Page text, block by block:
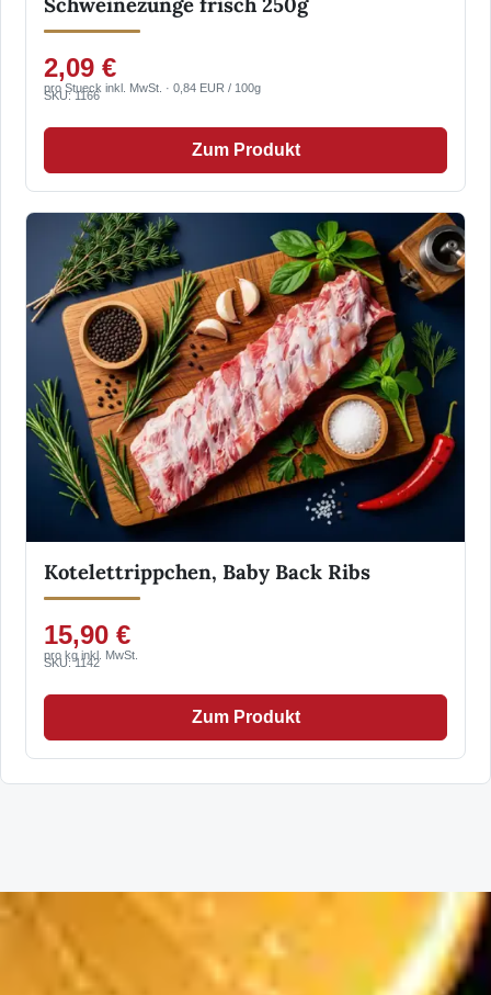
2,09 €
pro Stueck inkl. MwSt. · 0,84 EUR / 100g
SKU: 1166
Zum Produkt
Kotelettrippchen, Baby Back Ribs
15,90 €
pro kg inkl. MwSt.
SKU: 1142
Zum Produkt